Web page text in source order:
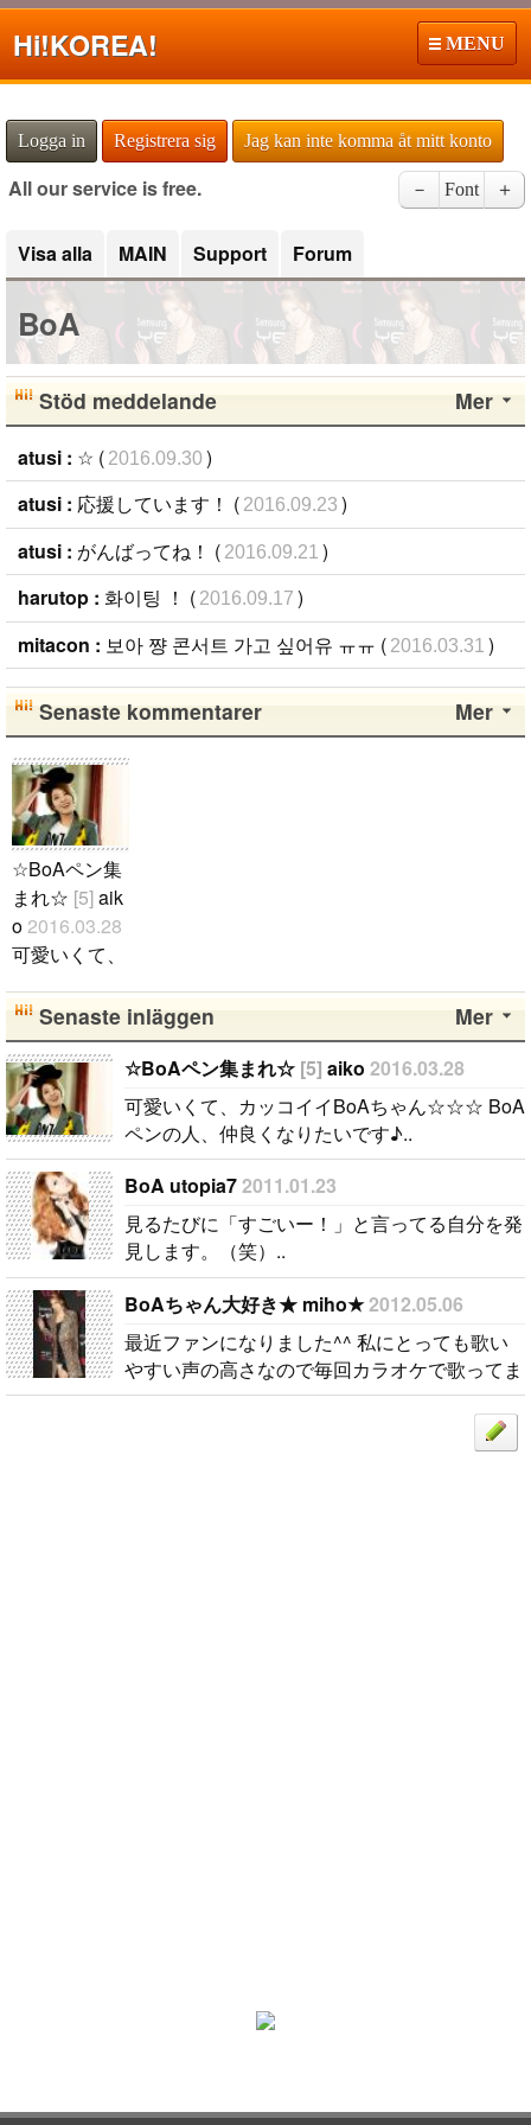
Hi!KOREA! MENU
Logga in Registrera sig Jag kan inte komma åt mitt konto
All our service is free. － Font ＋
Visa alla MAIN Support Forum
BoA
Mer
Stöd meddelande
atusi : ☆ ( 2016.09.30 )
atusi : 応援しています！ ( 2016.09.23 )
atusi : がんばってね！ ( 2016.09.21 )
harutop : 화이팅 ！ ( 2016.09.17 )
mitacon : 보아 쨩 콘서트 가고 싶어유 ㅠㅠ ( 2016.03.31 )
Mer
Senaste kommentarer
☆BoAペン集
まれ☆ [5]aik
o 2016.03.28
可愛いくて、
oAちゃん☆
☆☆ BoAペ
ンの人、仲良
くなりたいで
す♪..
Mer
Senaste inläggen
☆BoAペン集まれ☆ [5] aiko 2016.03.28
可愛いくて、カッコイイBoAちゃん☆☆☆ BoA
ペンの人、仲良くなりたいです♪..
BoA utopia72011.01.23
見るたびに「すごいー！」と言ってる自分を発
見します。（笑）..
BoAちゃん大好き★ miho★2012.05.06
最近ファンになりました^^ 私にとっても歌い
やすい声の高さなので毎回カラオケで歌ってま
す♪..